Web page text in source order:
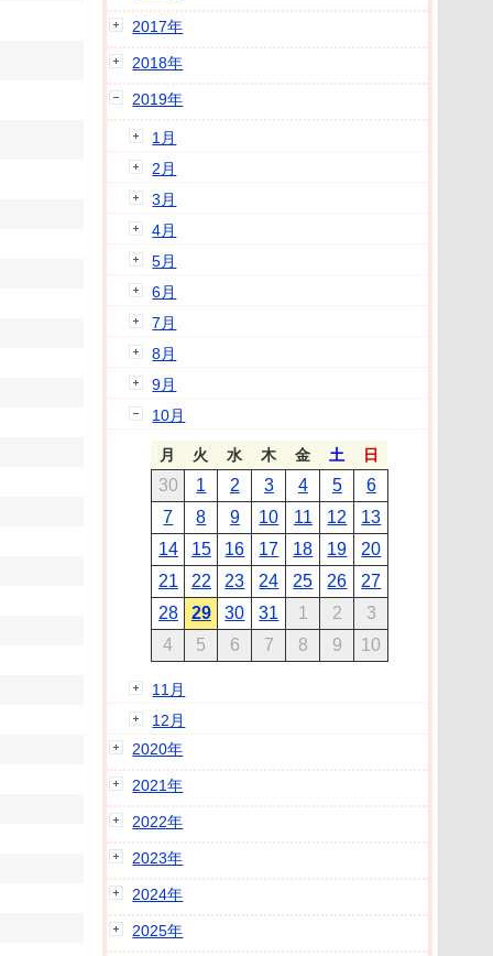
2017年
2018年
2019年
1月
2月
3月
4月
5月
6月
7月
8月
9月
10月
月 火 水 木 金 土 日
30 1 2 3 4 5
6
7
8 9 10 11 12
13
14
15 16 17 18 19
20
21
22 23 24 25 26
27
28
29 30 31 1 2
3
4
5 6 7 8 9 10
11月
12月
2020年
2021年
2022年
2023年
2024年
2025年